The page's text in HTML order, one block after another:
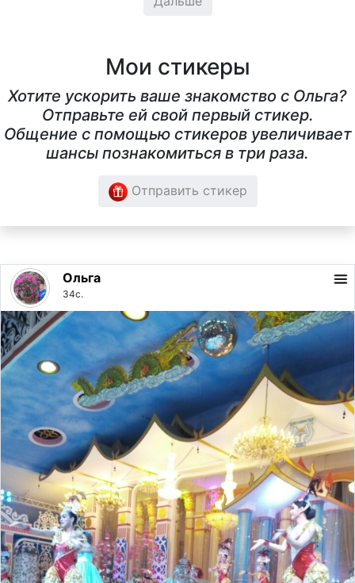
Мои стикеры
Хотите ускорить ваше знакомство с Ольга?
Отправьте ей свой первый стикер.
Общение с помощью стикеров увеличивает
шансы познакомиться в три раза.
Отправить стикер
Ольга
34с.